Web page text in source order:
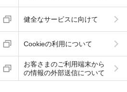
健全なサービスに向けて
Cookieの利用について
お客さまのご利用端末から
の情報の外部送信について